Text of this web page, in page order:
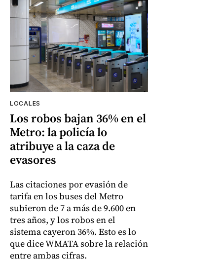
LOCALES
Los robos bajan 36% en el
Metro: la policía lo
atribuye a la caza de
evasores
Las citaciones por evasión de
tarifa en los buses del Metro
subieron de 7 a más de 9.600 en
tres años, y los robos en el
sistema cayeron 36%. Esto es lo
que dice WMATA sobre la relación
entre ambas cifras.